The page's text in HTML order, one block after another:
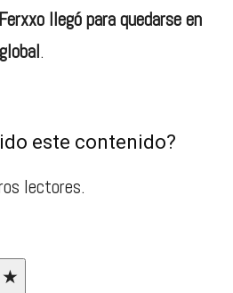
llegó para quedarse en
.
este contenido?
lectores.
★